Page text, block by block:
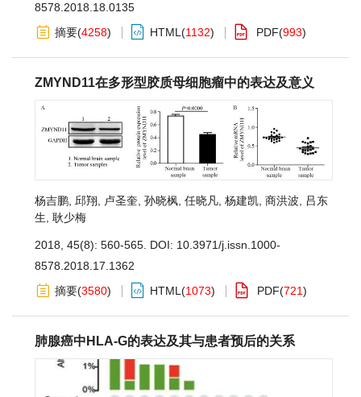
8578.2018.18.0135
摘要(4258) HTML (1132) PDF(993)
ZMYND11在多形型胶质母细胞瘤中的表达及意义
杨吉鹏 邱翔 卢圣奎 孙晓枫 任晓凡 杨建凯 商洪波
吕东
生 耿少梅
2018, 45(8): 560-565. DOI: 10.3971/j.issn.1000-
8578.2018.17.1362
摘要(3580) HTML (1073) PDF(721)
肺腺癌中HLA-G的表达及其与患者预后的关系